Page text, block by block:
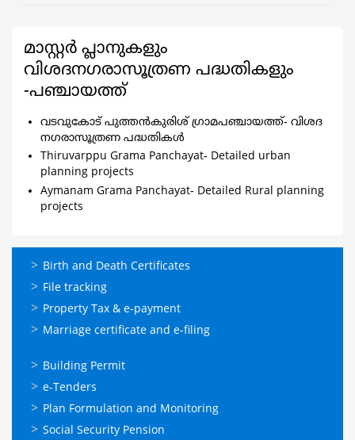
മാസ്റ്റർ പ്ലാനുകളും
വിശദനഗരാസൂത്രണ പദ്ധതികളും
-പഞ്ചായത്ത്
വടവുകോട് പുത്തൻകുരിശ് ഗ്രാമപഞ്ചായത്ത്- വിശദ
നഗരാസൂത്രണ പദ്ധതികൾ
Thiruvarppu Grama Panchayat- Detailed urban
planning projects
Aymanam Grama Panchayat- Detailed Rural planning
projects
ഓണ്‍ലൈന്‍
സേവനങ്ങള്‍
Birth and Death Certificates
File tracking
Property Tax & e-payment
Marriage certificate and e-filing
ഓണ്‍ലൈന്‍
സേവനങ്ങള്‍
Building Permit
e-Tenders
Plan Formulation and Monitoring
Social Security Pension